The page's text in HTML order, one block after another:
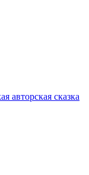
авторская сказка